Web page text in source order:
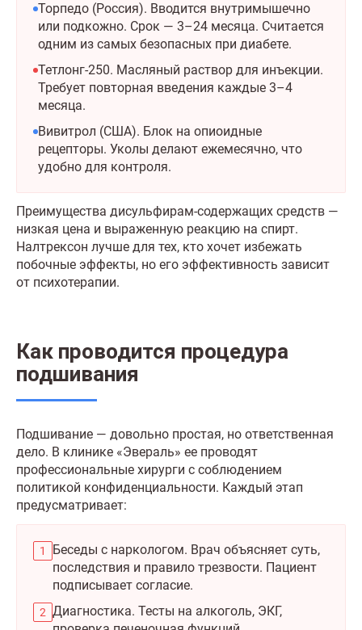
Торпедо (Россия). Вводится внутримышечно
или подкожно. Срок — 3–24 месяца. Считается
одним из самых безопасных при диабете.
Тетлонг-250. Масляный раствор для инъекции.
Требует повторная введения каждые 3–4
месяца.
Вивитрол (США). Блок на опиоидные
рецепторы. Уколы делают ежемесячно, что
удобно для контроля.
Преимущества дисульфирам-содержащих средств —
низкая цена и выраженную реакцию на спирт.
Налтрексон лучше для тех, кто хочет избежать
побочные эффекты, но его эффективность зависит
от психотерапии.
Как проводится процедура
подшивания
Подшивание — довольно простая, но ответственная
дело. В клинике «Эвераль» ее проводят
профессиональные хирурги с соблюдением
политикой конфиденциальности. Каждый этап
предусматривает:
Беседы с наркологом. Врач объясняет суть,
последствия и правило трезвости. Пациент
подписывает согласие.
Диагностика. Тесты на алкоголь, ЭКГ,